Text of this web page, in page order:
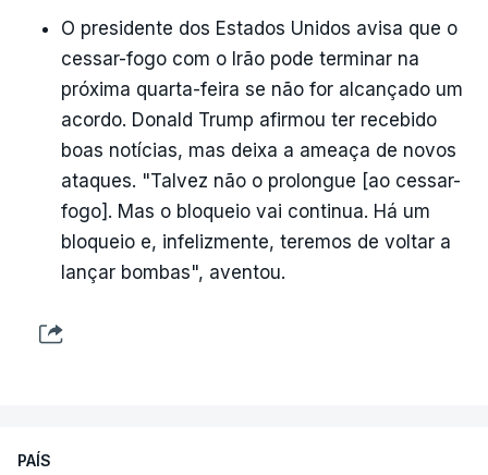
O presidente dos Estados Unidos avisa que o
cessar-fogo com o Irão pode terminar na
próxima quarta-feira se não for alcançado um
acordo. Donald Trump afirmou ter recebido
boas notícias, mas deixa a ameaça de novos
ataques. "Talvez não o prolongue [ao cessar-
fogo]. Mas o bloqueio vai continua. Há um
bloqueio e, infelizmente, teremos de voltar a
lançar bombas", aventou.
PAÍS